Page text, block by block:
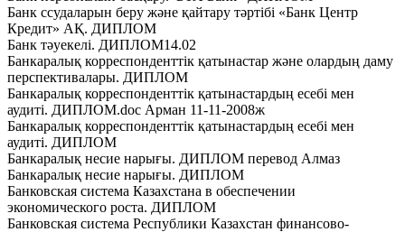
Банк ссудаларын беру және қайтару тәртiбi «Банк Центр
Кредит» АҚ. ДИПЛОМ
Банк тәуекелі. ДИПЛОМ14.02
Банкаралық корреспонденттік қатынастар және олардың даму
перспективалары. ДИПЛОМ
Банкаралық корреспонденттік қатынастардың есебі мен
аудиті. ДИПЛОМ.doc Арман 11-11-2008ж
Банкаралық корреспонденттік қатынастардың есебі мен
аудиті. ДИПЛОМ
Банкаралық несие нарығы. ДИПЛОМ перевод Алмаз
Банкаралық несие нарығы. ДИПЛОМ
Банковская система Казахстана в обеспечении
экономического роста. ДИПЛОМ
Банковская система Республики Казахстан финансово-